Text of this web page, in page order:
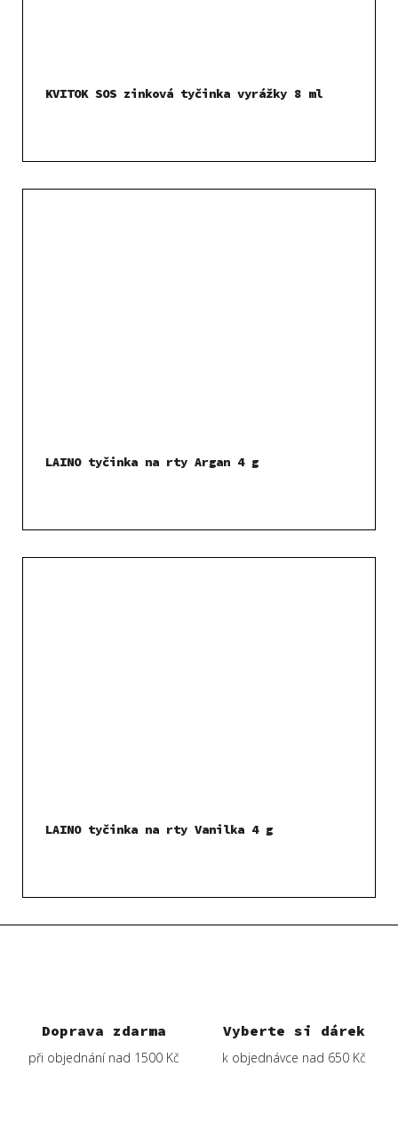
Doprava zdarma
při objednání nad 1500 Kč
Vyberte si dárek
k objednávce nad 650 Kč
KVITOK SOS zinková tyčinka vyrážky 8 ml
LAINO tyčinka na rty Argan 4 g
LAINO tyčinka na rty Vanilka 4 g